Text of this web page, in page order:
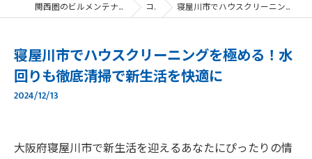
関西圏のビルメンテナンスなら、寝屋川市のメイクワーク コラム 寝屋川市でハウスクリーニングを極める！水回りも徹底清掃で新生活を快適に
寝屋川市でハウスクリーニングを極める！水
回りも徹底清掃で新生活を快適に
2024/12/13
大阪府寝屋川市で新生活を迎えるあなたにぴったりの情